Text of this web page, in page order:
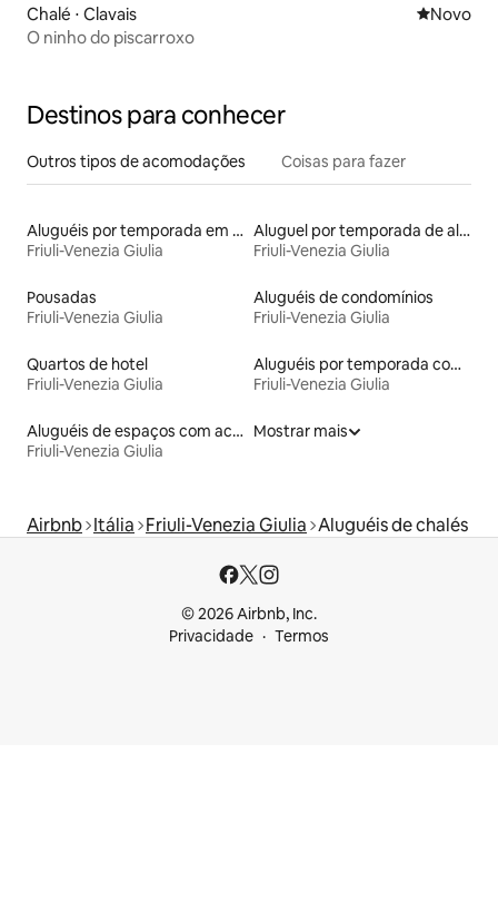
Chalé ⋅ Clavais Novo
Novo
O ninho do piscarroxo
Destinos para conhecer
Outros tipos de acomodações Coisas para fazer
Aluguéis por temporada em albergue
Friuli-Venezia Giulia
Aluguel por temporada de alojamentos ecológicos
Friuli-Venezia Giulia
Pousadas
Friuli-Venezia Giulia
Aluguéis de condomínios
Friuli-Venezia Giulia
Quartos de hotel
Friuli-Venezia Giulia
Aluguéis por temporada com suítes privativas
Friuli-Venezia Giulia
Aluguéis de espaços com acesso direto a pistas de esqui
Friuli-Venezia Giulia
Mostrar mais
Airbnb Itália Friuli-Venezia Giulia Aluguéis de chalés
© 2026 Airbnb, Inc.
Privacidade
Termos